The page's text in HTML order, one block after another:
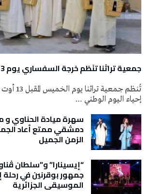
جمعية تراثنا تنَظم خرجة السفساري يوم 13 أوت 2026
إحياء اليوم الوطني …
سهرة ميادة الحناوي
دمشقي ممتع أعاد
الزمن الجميل
“إيسينارا” و”سلطان
جمهور بوقرنين في
الموسيقى الجزائرية